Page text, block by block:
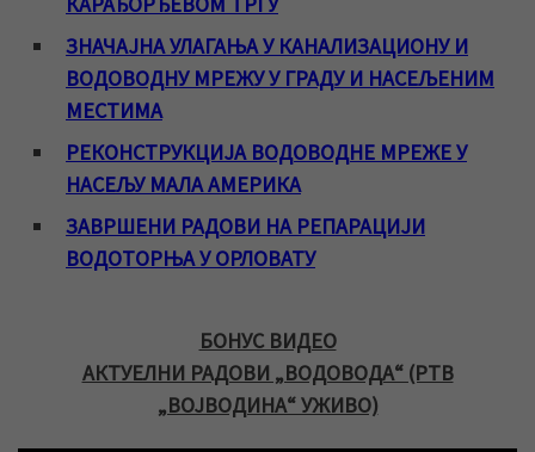
ЗНАЧАЈНА УЛАГАЊА У КАНАЛИЗАЦИОНУ И
ВОДОВОДНУ МРЕЖУ У ГРАДУ И НАСЕЉЕНИМ
МЕСТИМА
РЕКОНСТРУКЦИЈА ВОДОВОДНЕ МРЕЖЕ У
НАСЕЉУ МАЛА АМЕРИКА
ЗАВРШЕНИ РАДОВИ НА РЕПАРАЦИЈИ
ВОДОТОРЊА У ОРЛОВАТУ
БОНУС ВИДЕО
АКТУЕЛНИ РАДОВИ „ВОДОВОДА“ (РТВ
„ВОЈВОДИНА“ УЖИВО)